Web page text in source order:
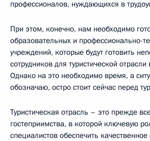
профессионалов, нуждающихся в
При этом, конечно, нам необходимо
образовательных и профессионально-
учреждений, которые будут готовить
сотрудников для туристической
Однако на это необходимо время, а
обозначаю, остро стоит сейчас перед
Туристическая отрасль – это прежде
гостеприимства, в которой ключевую
специалистов обеспечить